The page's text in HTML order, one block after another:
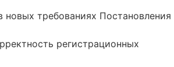
новых требованиях Постановления
регистрационных